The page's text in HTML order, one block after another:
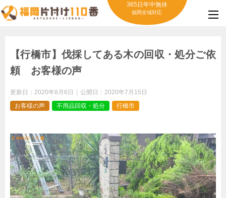
365日年中無休
福岡全域対応
【行橋市】伐採してある木の回収・処分ご依
頼 お客様の声
更新日： 2020年8月6日 公開日： 2020年7月15日
お客様の声
不用品回収・処分 行橋市